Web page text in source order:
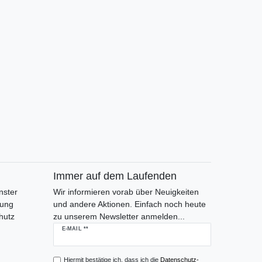
Immer auf dem Laufenden
Wir informieren vorab über Neuigkeiten
und andere Aktionen. Einfach noch heute
zu unserem Newsletter anmelden...
E-MAIL **
Newsletter
Hiermit bestätige ich, dass ich die Daten­schutz­